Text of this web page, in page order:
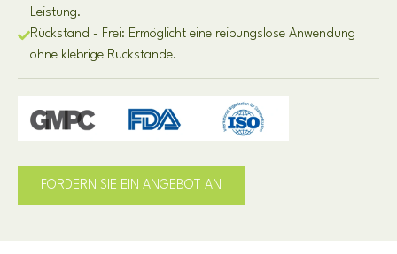
Leistung.
Rückstand - Frei: Ermöglicht eine reibungslose Anwendung
ohne klebrige Rückstände.
FORDERN SIE EIN ANGEBOT AN